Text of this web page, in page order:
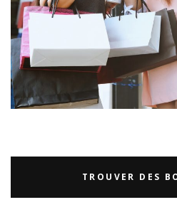
TROUVER DES